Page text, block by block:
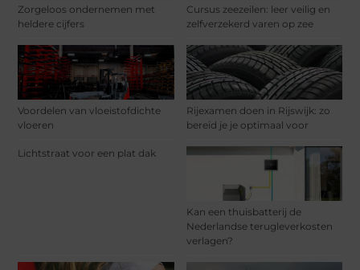
Zorgeloos ondernemen met
heldere cijfers
Cursus zeezeilen: leer veilig en
zelfverzekerd varen op zee
Voordelen van vloeistofdichte
vloeren
Rijexamen doen in Rijswijk: zo
bereid je je optimaal voor
Lichtstraat voor een plat dak
Kan een thuisbatterij de
Nederlandse terugleverkosten
verlagen?